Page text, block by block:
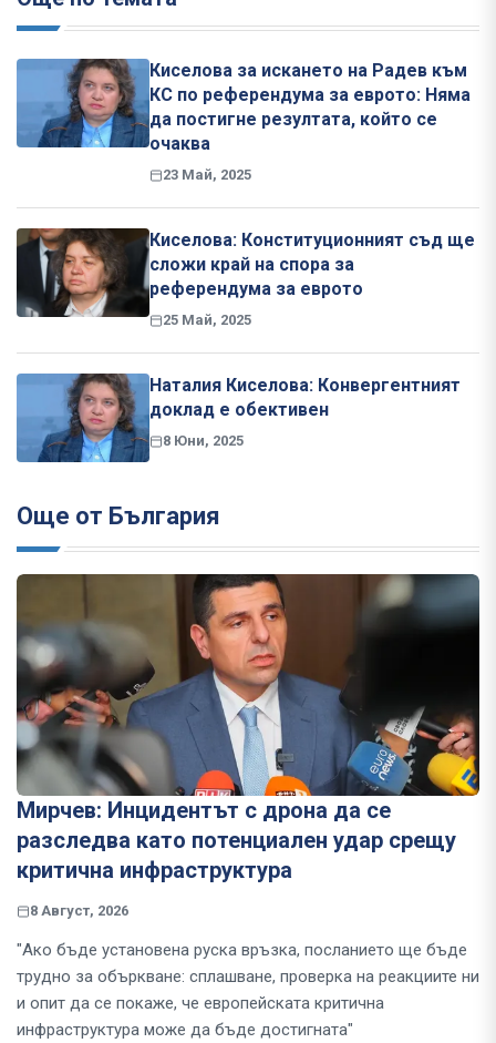
Киселова за искането на Радев към
КС по референдума за еврото: Няма
да постигне резултата, който се
очаква
23 Май, 2025
Киселова: Конституционният съд ще
сложи край на спора за
референдума за еврото
25 Май, 2025
Наталия Киселова: Конвергентният
доклад е обективен
8 Юни, 2025
Още от България
Мирчев: Инцидентът с дрона да се
разследва като потенциален удар срещу
критична инфраструктура
8 Август, 2026
"Ако бъде установена руска връзка, посланието ще бъде
трудно за объркване: сплашване, проверка на реакциите ни
и опит да се покаже, че европейската критична
инфраструктура може да бъде достигната"